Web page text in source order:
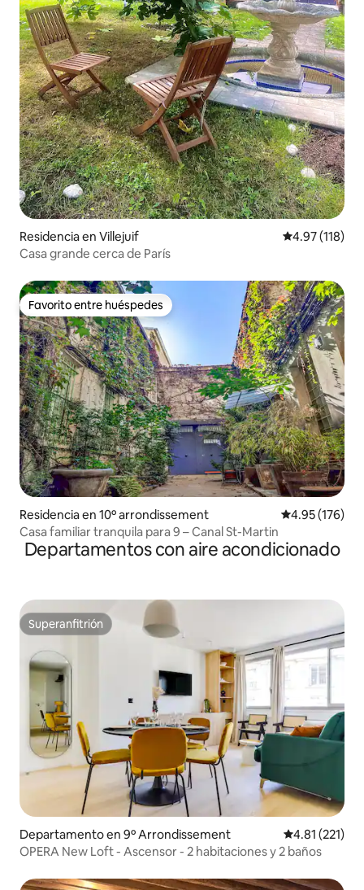
Residencia en Villejuif Calificación
4.97 (118)
Casa grande cerca de París
Favorito entre huéspedes
Favorito entre huéspedes
Residencia en 10º arrondissement Calificación
4.95 (176)
Casa familiar tranquila para 9 – Canal St-Martin
Departamentos con aire acondicionado
Superanfitrión
Superanfitrión
Departamento en 9º Arrondissement Calificación
4.81 (221)
OPERA New Loft - Ascensor - 2 habitaciones y 2 baños